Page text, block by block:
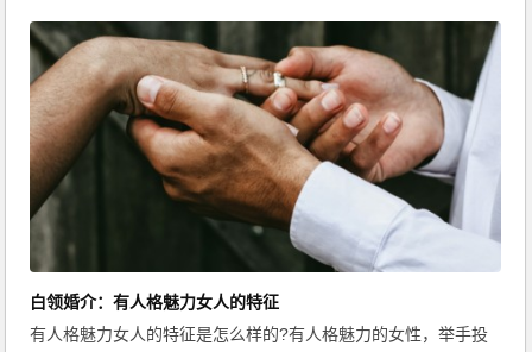
白领婚介：有人格魅力女人的特征
有人格魅力女人的特征是怎么样的?有人格魅力的女性，举手投